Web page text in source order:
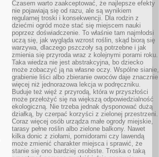
Czasem warto zaakceptować, że najlepsze efekty
nie pojawiają się od razu, ale są wynikiem
regularnej troski i konsekwencji. Dla rodzin z
dziećmi ogród może stać się miejscem nauki
poprzez doświadczenie. To właśnie tam najmłodsi
uczą się, jak wygląda wzrost roślin, skąd biorą się
warzywa, dlaczego pszczoły są potrzebne i jak
zmienia się przyroda wraz z kolejnymi porami roku.
Taka wiedza nie jest abstrakcyjna, bo dziecko
może zobaczyć ją na własne oczy. Wspólne sianie,
grabienie liści albo zbieranie owoców daje znacznie
więcej niż jednorazowa lekcja w podręczniku.
Buduje też więź z przyrodą, która w przyszłości
może przełożyć się na większą odpowiedzialność
ekologiczną. Nie trzeba jednak dysponować dużą
działką, by czerpać korzyści z zielonej przestrzeni.
Coraz więcej osób urządza małe ogrody miejskie,
tarasy pełne roślin albo zielone balkony. Nawet
kilka donic z ziołami, pomidorami czy lawendą
może zmienić charakter miejsca i sprawić, że
stanie się ono bardziej osobiste. Troska o taką